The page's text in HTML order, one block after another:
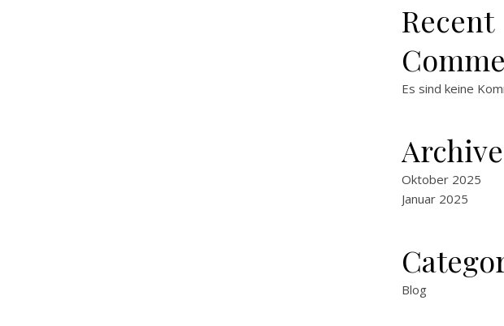
Recent
Es sind keine
Oktober 2025
Januar 2025
Blog